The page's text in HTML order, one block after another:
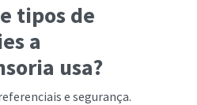
tipos de
a
usa?
e segurança.